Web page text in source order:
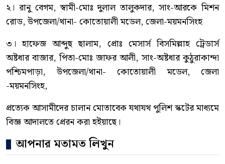
২। রানু বেগম, স্বামী-মোঃ দুলাল তালুকদার, সাং-আরকে মিশন
রোড, উপজেলা/থানা- কোতোয়ালী মডেল, জেলা-ময়মনসিংহ
৩। হাফেজ আব্দুছ ছালাম, প্রোঃ মেসার্স বিসমিল্লাহ ট্রেডার্স
অষ্টধার বাজার, পিতা-মোঃ জাফর আলী, সাং-অষ্টধার কুঠুরাকান্দা
পশ্চিমপাড়া, উপজেলা/থানা- কোতোয়ালী মডেল, জেলা
-ময়মনসিংহ,
প্রত্যেক আসামীদের চালান মোতাবেক যথাযথ পুলিশ স্কটের মাধ্যমে
বিজ্ঞ আদালতে প্রেরন করা হইয়াছে।
আপনার মতামত লিখুন